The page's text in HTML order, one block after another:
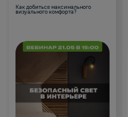
Как добиться максимального
визуального комфорта?